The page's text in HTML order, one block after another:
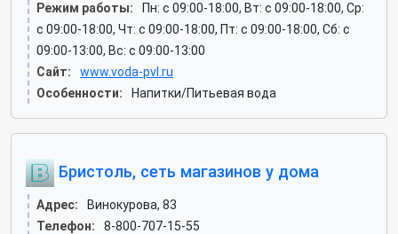
Режим работы:
Пн: c 09:00-18:00, Вт: c 09:00-18:00, Ср:
c 09:00-18:00, Чт: c 09:00-18:00, Пт: c 09:00-18:00, Сб: c
09:00-13:00, Вс: c 09:00-13:00
Сайт:
www.voda-pvl.ru
Особенности:
Напитки/Питьевая вода
Бристоль, сеть магазинов у дома
Адрес:
Винокурова, 83
Телефон:
8-800-707-15-55